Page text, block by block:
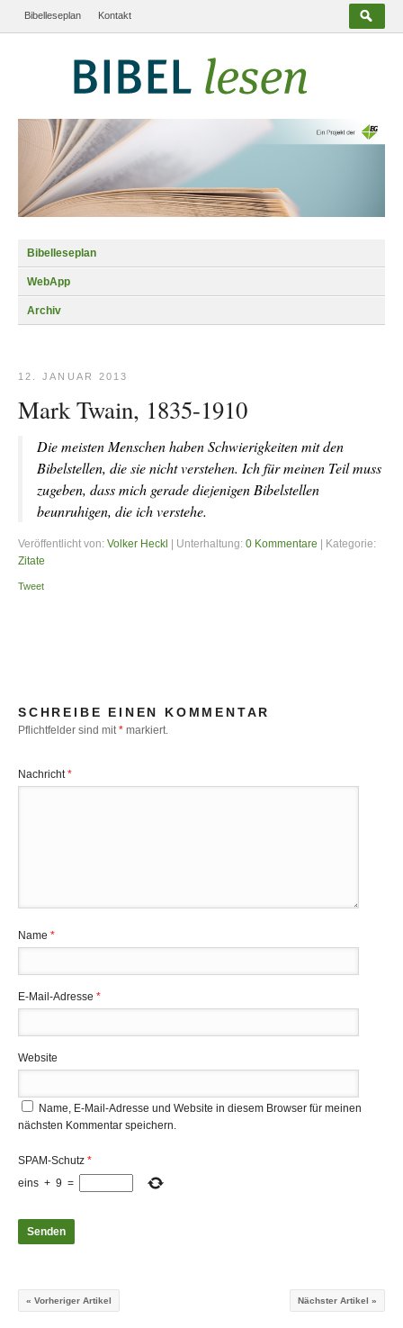
Bibelleseplan Kontakt
Bibelleseplan
WebApp
Archiv
12. JANUAR 2013
Mark Twain, 1835-1910
Die meisten Menschen haben Schwierigkeiten mit den
Bibelstellen, die sie nicht verstehen. Ich für meinen Teil muss
zugeben, dass mich gerade diejenigen Bibelstellen
beunruhigen, die ich verstehe.
Veröffentlicht von: Volker Heckl | Unterhaltung: 0 Kommentare | Kategorie:
Zitate
Tweet
SCHREIBE EINEN KOMMENTAR
Pflichtfelder sind mit * markiert.
Nachricht*
Name *
E-Mail-Adresse *
Website
Name, E-Mail-Adresse und Website in diesem Browser für meinen
nächsten Kommentar speichern.
SPAM-Schutz *
eins + 9 =
Nächster Artikel »
« Vorheriger Artikel